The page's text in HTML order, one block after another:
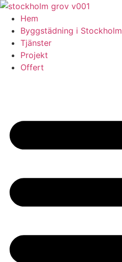
Skip
content
Hem
Byggstädning i Stockholm
Tjänster
Projekt
Offert